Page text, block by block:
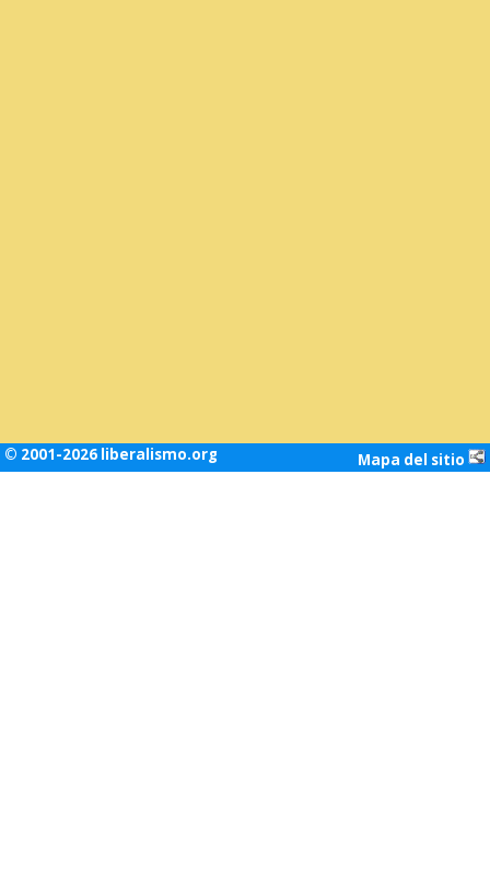
© 2001-2026 liberalismo.org Mapa del sitio